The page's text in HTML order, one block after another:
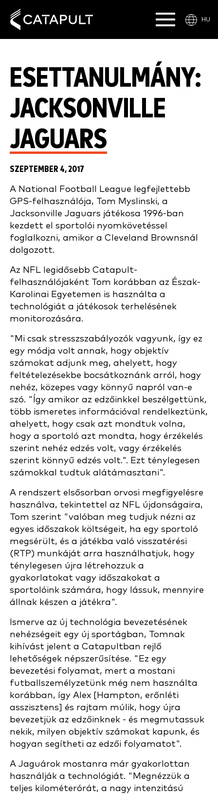
HU
ESETTANULMÁNY:
JACKSONVILLE
JAGUARS
SZEPTEMBER 4, 2017
A National Football League legfejlettebb
GPS-felhasználója, Tom Myslinski, a
Jacksonville Jaguars játékosa 1996-ban
kezdett el sportolói nyomkövetéssel
foglalkozni, amikor a Cleveland Brownsnál
dolgozott.
Az NFL legidősebb Catapult-
felhasználójaként Tom korábban az Észak-
Karolinai Egyetemen is használta a
technológiát a játékosok terhelésének
monitorozására.
"Mi csak stresszszabályozók vagyunk, így ez
egy módja volt annak, hogy objektív
számokat adjunk meg, ahelyett, hogy
feltételezésekbe bocsátkoznánk arról, hogy
nehéz, közepes vagy könnyű napról van-e
szó. "Így amikor az edzőinkkel beszélgettünk,
több ismeretes információval rendelkeztünk,
ahelyett, hogy csak azt mondtuk volna,
hogy a sportoló azt mondta, hogy érzékelés
szerint nehéz edzés volt, vagy érzékelés
szerint könnyű edzés volt.". Ezt ténylegesen
számokkal tudtuk alátámasztani".
A rendszert elsősorban orvosi megfigyelésre
használva, tekintettel az NFL újdonságaira,
Tom szerint "valóban meg tudjuk nézni az
egyes időszakok költségeit, ha egy sportoló
megsérült, és a játékba való visszatérési
(RTP) munkáját arra használhatjuk, hogy
ténylegesen újra létrehozzuk a
gyakorlatokat vagy időszakokat a
sportolóink számára, hogy lássuk, mennyire
állnak készen a játékra".
Ismerve az új technológia bevezetésének
nehézségeit egy új sportágban, Tomnak
kihívást jelent a Catapultban rejlő
lehetőségek népszerűsítése. "Ez egy
bevezetési folyamat, mert a mostani
futballszemélyzetünk még nem használta
korábban, így Alex [Hampton, erőnléti
asszisztens] és rajtam múlik, hogy újra
bevezetjük az edzőinknek - és megmutassuk
nekik, milyen objektív számokat kapunk, és
hogyan segítheti az edzői folyamatot".
A Jaguárok mostanra már gyakorlottan
használják a technológiát. "Megnézzük a
teljes kilométerórát, a nagy intenzitású